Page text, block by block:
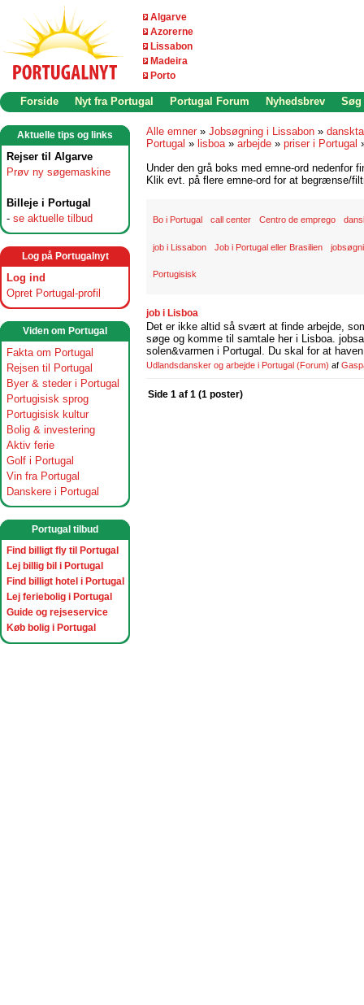
Algarve
Azorerne
Lissabon
Madeira
Porto
Forside Nyt fra Portugal Portugal Forum Nyhedsbrev Søg
Aktuelle tips og links
Rejser til Algarve
Prøv ny søgemaskine
Billeje i Portugal
- se aktuelle tilbud
Log på Portugalnyt
Log ind
Opret Portugal-profil
Viden om Portugal
Fakta om Portugal
Rejsen til Portugal
Byer & steder i Portugal
Portugisisk sprog
Portugisisk kultur
Bolig & investering
Aktiv ferie
Golf i Portugal
Vin fra Portugal
Danskere i Portugal
Portugal tilbud
Find billigt fly til Portugal
Lej billig bil i Portugal
Find billigt hotel i Portugal
Lej feriebolig i Portugal
Guide og rejseservice
Køb bolig i Portugal
Alle emner » Jobsøgning i Lissabon »
Portugal » lisboa» arbejde » priser i Portugal
Under den grå boks med emne-ord nedenfor
Klik evt. på flere emne-ord for at begrænse/
Bo i Portugal call center Centro de emprego
job i Lissabon Job i Portugal eller Brasilien
Portugisisk
job i Lisboa
Det er ikke altid så svært at finde arbejde,
søge og komme til samtale her i Lisboa.
solen&varmen i Portugal. Du skal for at
Udlandsdansker og arbejde i Portugal (Forum) af
Side 1 af 1 (1 poster)